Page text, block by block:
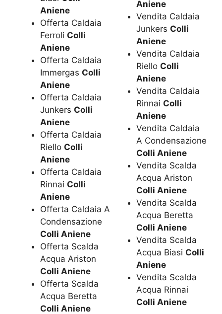
Aniene
Offerta Caldaia
Ferroli Colli
Aniene
Offerta Caldaia
Immergas Colli
Aniene
Offerta Caldaia
Junkers Colli
Aniene
Offerta Caldaia
Riello Colli
Aniene
Offerta Caldaia
Rinnai Colli
Aniene
Offerta Caldaia A
Condensazione
Colli Aniene
Offerta Scalda
Acqua Ariston
Colli Aniene
Offerta Scalda
Acqua Beretta
Colli Aniene
Aniene
Vendita Caldaia
Junkers Colli
Aniene
Vendita Caldaia
Riello Colli
Aniene
Vendita Caldaia
Rinnai Colli
Aniene
Vendita Caldaia
A Condensazione
Colli Aniene
Vendita Scalda
Acqua Ariston
Colli Aniene
Vendita Scalda
Acqua Beretta
Colli Aniene
Vendita Scalda
Acqua Biasi Colli
Aniene
Vendita Scalda
Acqua Rinnai
Colli Aniene